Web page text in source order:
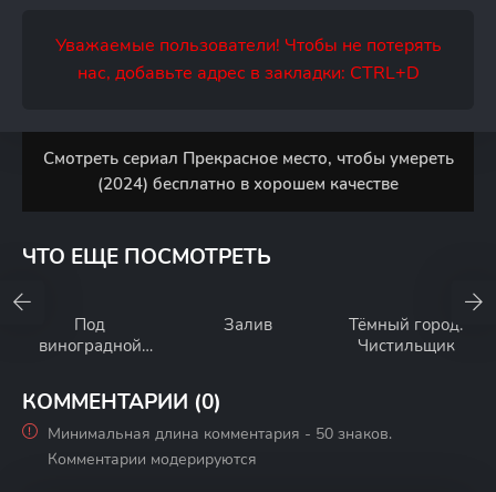
Уважаемые пользователи! Чтобы не потерять
нас, добавьте адрес в закладки: CTRL+D
Смотреть сериал Прекрасное место, чтобы умереть
(2024) бесплатно в хорошем качестве
ЧТО ЕЩЕ ПОСМОТРЕТЬ
Под
виноградной
Залив
Тёмный город:
Чистильщик
КОММЕНТАРИИ (0)
Минимальная длина комментария - 50 знаков.
Комментарии модерируются